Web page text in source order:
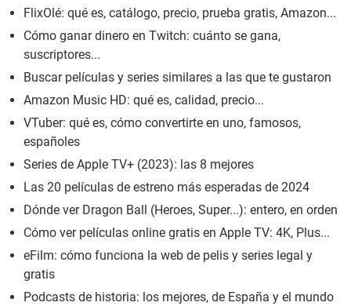
FlixOlé: qué es, catálogo, precio, prueba gratis, Amazon...
Cómo ganar dinero en Twitch: cuánto se gana,
suscriptores...
Buscar películas y series similares a las que te gustaron
Amazon Music HD: qué es, calidad, precio...
VTuber: qué es, cómo convertirte en uno, famosos,
españoles
Series de Apple TV+ (2023): las 8 mejores
Las 20 películas de estreno más esperadas de 2024
Dónde ver Dragon Ball (Heroes, Super...): entero, en orden
Cómo ver películas online gratis en Apple TV: 4K, Plus...
eFilm: cómo funciona la web de pelis y series legal y
gratis
Podcasts de historia: los mejores, de España y el mundo